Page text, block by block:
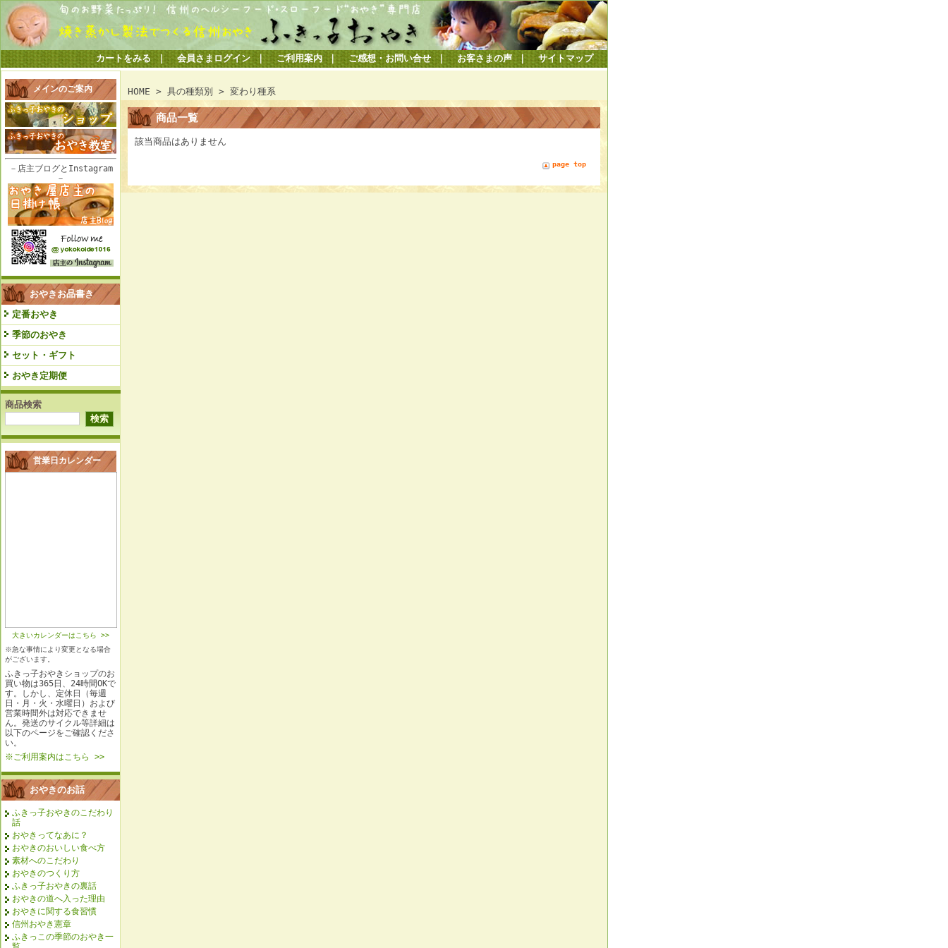
カートをみる｜ 会員さまログイン｜ ご利用案内｜ ご感想・お問い合せ｜ お客さまの声 ｜ サイトマップ
メインのご案内
－店主ブログとInstagram
－
おやきお品書き
定番おやき
季節のおやき
セット・ギフト
おやき定期便
商品検索
営業日カレンダー
大きいカレンダーはこちら >>
※急な事情により変更となる場合
がございます。
ふきっ子おやきショップのお
買い物は365日、24時間OKで
す。しかし、定休日（毎週
日・月・火・水曜日）および
営業時間外は対応できませ
ん。発送のサイクル等詳細は
以下のページをご確認くださ
い。
※ご利用案内はこちら >>
おやきのお話
ふきっ子おやきのこだわり
話
おやきってなあに？
おやきのおいしい食べ方
素材へのこだわり
おやきのつくり方
ふきっ子おやきの裏話
おやきの道へ入った理由
おやきに関する食習慣
信州おやき憲章
ふきっこの季節のおやき一
HOME > 具の種類別 > 変わり種系
商品一覧
該当商品はありません
page top